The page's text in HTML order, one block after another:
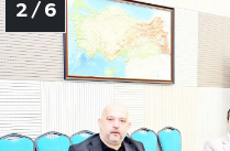
2 / 6